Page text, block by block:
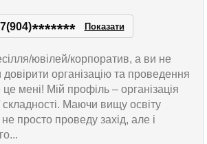
******* Показати
ювілей/корпоратив, а ви не
довірити організацію та проведення
мені! Мій профіль – організація
складності. Маючи вищу освіту
просто проведу захід, але і